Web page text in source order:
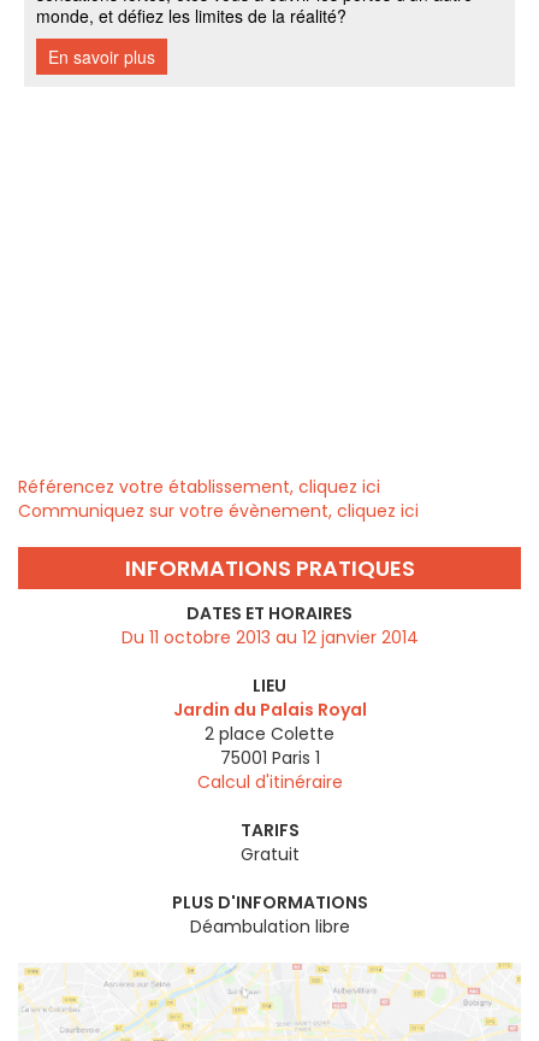
Référencez votre établissement, cliquez ici
Communiquez sur votre évènement, cliquez ici
INFORMATIONS PRATIQUES
DATES ET HORAIRES
Du 11 octobre 2013 au 12 janvier 2014
LIEU
Jardin du Palais Royal
2 place Colette
75001 Paris 1
Calcul d'itinéraire
TARIFS
Gratuit
PLUS D'INFORMATIONS
Déambulation libre